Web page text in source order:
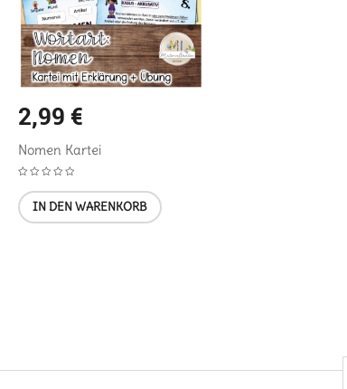
2,99 €
Nomen Kartei
IN DEN WARENKORB